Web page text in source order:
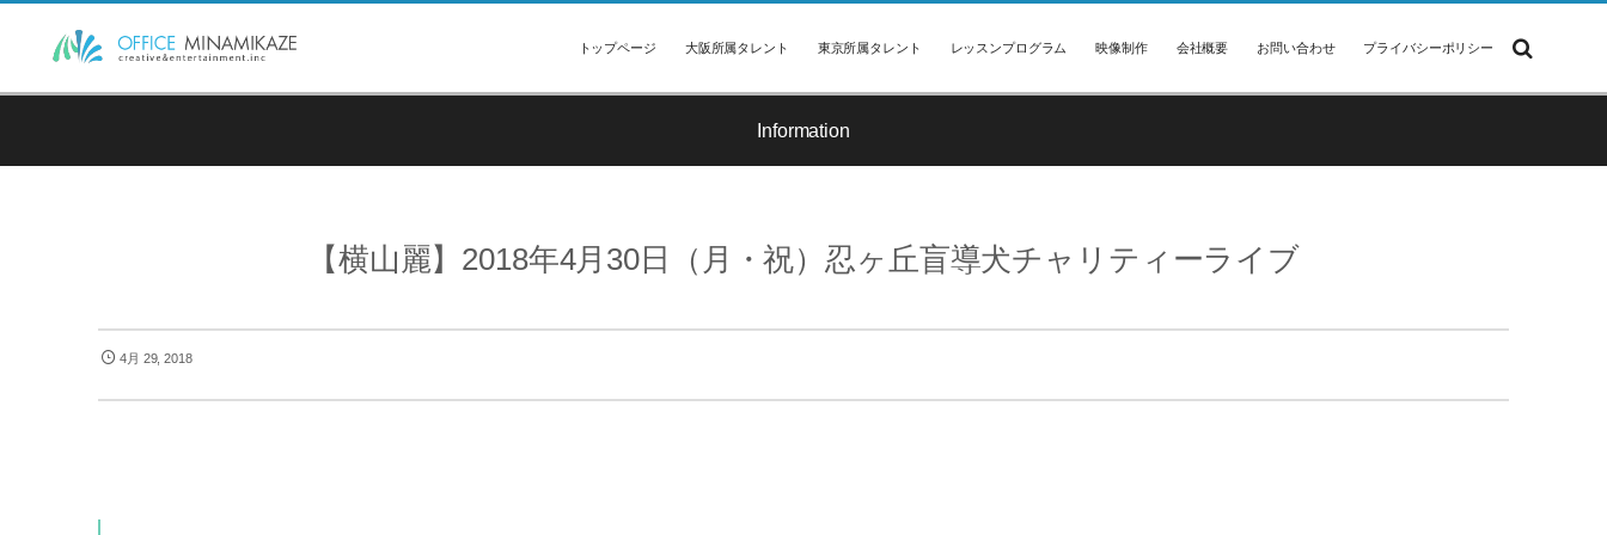
トップページ 大阪所属タレント 東京所属タレント レッスンプログラム 映像制作 会社概要 お問い合わせ プライバシーポリシー
Information
【横山麗】2018年4月30日（月・祝）忍ヶ丘盲導犬チャリティーライブ
4月 29, 2018